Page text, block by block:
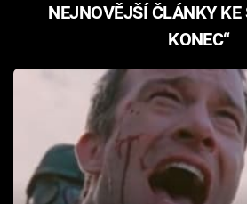
Seriály
Hry
NEJNOVĚJŠÍ ČLÁNKY KE
KONEC“